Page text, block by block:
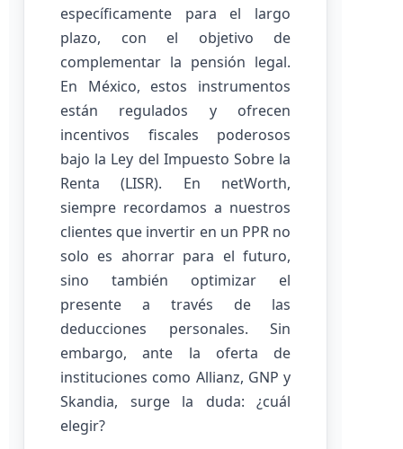
específicamente para el largo
plazo, con el objetivo de
complementar la pensión legal.
En México, estos instrumentos
están regulados y ofrecen
incentivos fiscales poderosos
bajo la Ley del Impuesto Sobre la
Renta (LISR). En netWorth,
siempre recordamos a nuestros
clientes que invertir en un PPR no
solo es ahorrar para el futuro,
sino también optimizar el
presente a través de las
deducciones personales. Sin
embargo, ante la oferta de
instituciones como Allianz, GNP y
Skandia, surge la duda: ¿cuál
elegir?